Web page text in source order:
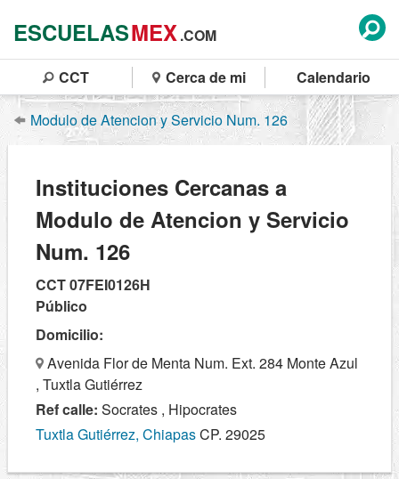
ESCUELASMEX.COM
CCT Cerca de mi Calendario
Modulo de Atencion y Servicio Num. 126
Instituciones Cercanas a
Modulo de Atencion y Servicio
Num. 126
CCT 07FEI0126H
Público
Domicilio:
Avenida Flor de Menta Num. Ext. 284 Monte Azul
, Tuxtla Gutiérrez
Ref calle: Socrates , Hipocrates
Tuxtla Gutiérrez, ChiapasCP. 29025